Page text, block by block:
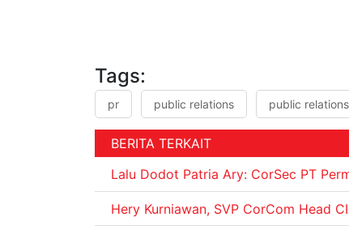
Tags:
pr public relations public
BERITA TERKAIT
Lalu Dodot Patria Ary: CorSec PT
Hery Kurniawan, SVP CorCom Head